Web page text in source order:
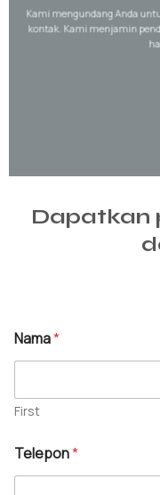
Kami mengundang Anda
kontak. Kami menjamin
Dapatkan
a
m
P
e
a
n
N
Nama*
First
a
m
Telepon*